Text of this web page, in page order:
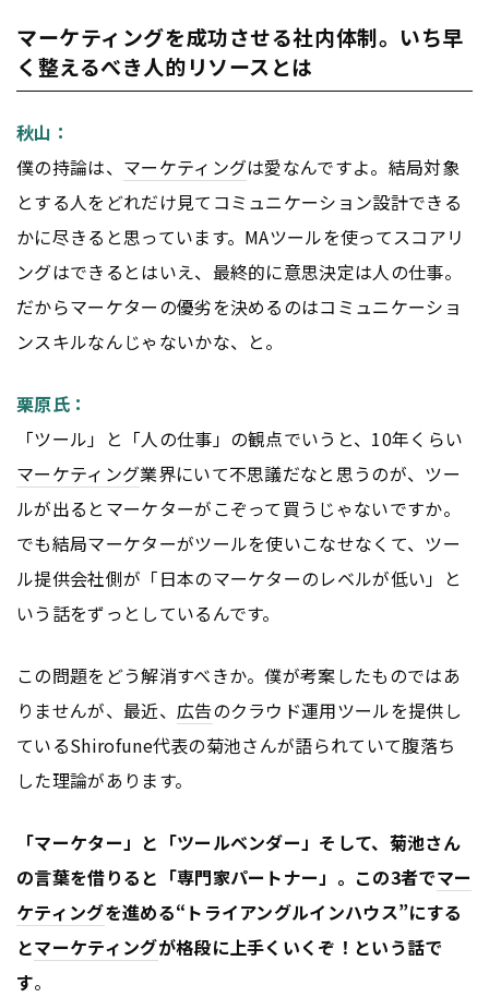
マーケティングを成功させる社内体制。いち早
く整えるべき人的リソースとは
秋山：
僕の持論は、 マーケティングは愛なんですよ。結局対象
とする人をどれだけ見てコミュニケーション設計できる
かに尽きると思っています。MAツールを使ってスコアリ
ングはできるとはいえ、最終的に意思決定は人の仕事。
だからマーケターの優劣を決めるのはコミュニケーショ
ンスキルなんじゃないかな、と。
栗原氏：
「ツール」と「人の仕事」の観点でいうと、10年くらい
マーケティング業界にいて不思議だなと思うのが、ツー
ルが出るとマーケターがこぞって買うじゃないですか。
でも結局マーケターがツールを使いこなせなくて、ツー
ル提供会社側が「日本のマーケターのレベルが低い」と
いう話をずっとしているんです。
この問題をどう解消すべきか。僕が考案したものではあ
りませんが、最近、 広告のクラウド運用ツールを提供し
ているShirofune代表の菊池さんが語られていて腹落ち
した理論があります。
「マーケター」と「ツールベンダー」そして、菊池さん
の言葉を借りると「専門家パートナー」。この3者でマー
ケティングを進める“トライアングルインハウス”にする
とマーケティングが格段に上手くいくぞ！という話で
す。